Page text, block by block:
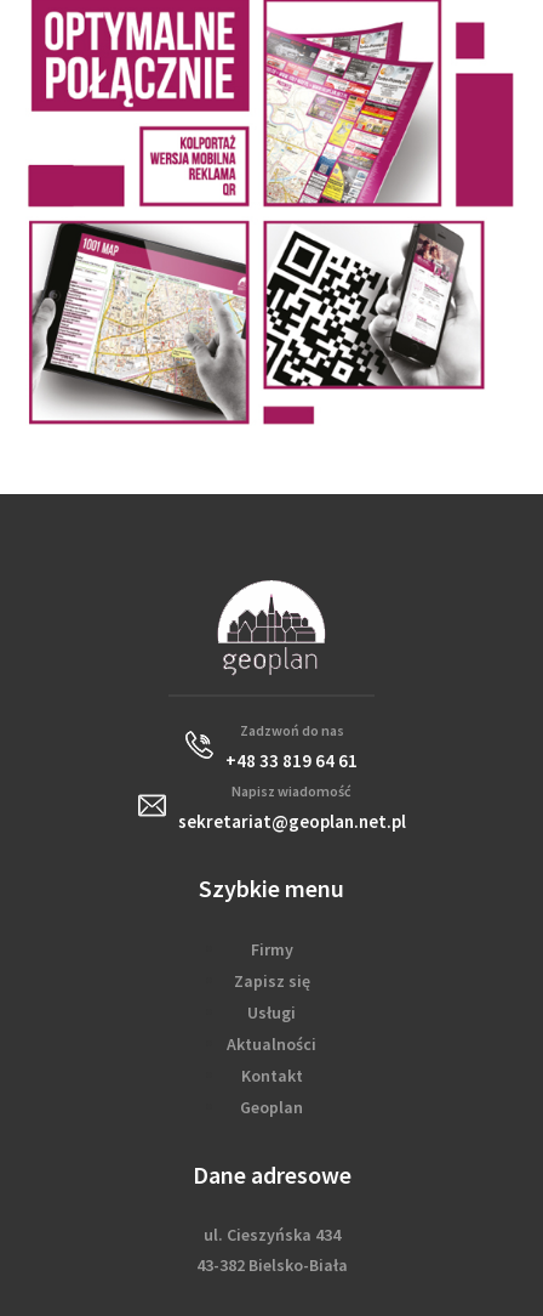
Zadzwoń do nas
+48 33 819 64 61
Napisz wiadomość
sekretariat@geoplan.net.pl
Szybkie menu
Firmy
Zapisz się
Usługi
Aktualności
Kontakt
Geoplan
Dane adresowe
ul. Cieszyńska 434
43-382 Bielsko-Biała